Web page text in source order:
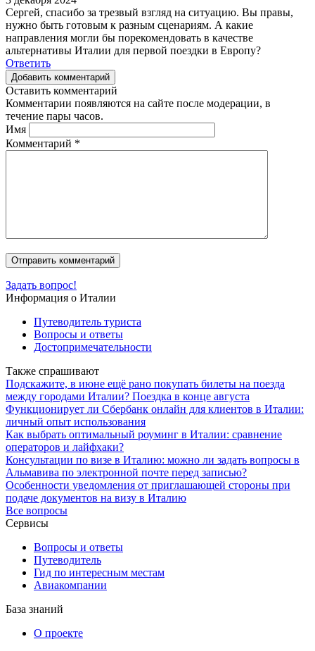
Сергей, спасибо за трезвый взгляд на ситуацию. Вы правы,
нужно быть готовым к разным сценариям. А какие
направления могли бы порекомендовать в качестве
альтернативы Италии для первой поездки в Европу?
Ответить
Добавить комментарий
Оставить комментарий
Комментарии появляются на сайте после модерации, в
течение пары часов.
Имя
Комментарий *
Задать вопрос!
Информация о Италии
Путеводитель туриста
Вопросы и ответы
Достопримечательности
Также спрашивают
Подскажите, в июне ещё рано покупать билеты на поезда
между городами Италии? Поездка в конце августа
Функционирует ли Сбербанк онлайн для клиентов в Италии:
личный опыт использования
Как выбрать оптимальный роуминг в Италии: сравнение
операторов и лайфхаки?
Консультации по визе в Италию: можно ли задать вопросы в
Альмавива по электронной почте перед записью?
Особенности уведомления от приглашающей стороны при
подаче документов на визу в Италию
Все вопросы
Сервисы
Вопросы и ответы
Путеводитель
Гид по интересным местам
Авиакомпании
База знаний
О проекте